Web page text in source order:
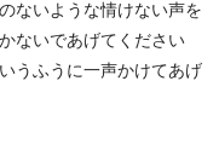
ないような情けない声を
ないであげてください
うふうに一声かけてあげ